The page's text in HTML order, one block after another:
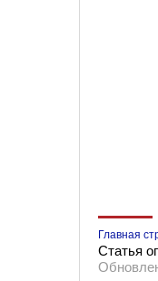
Главная
Статья